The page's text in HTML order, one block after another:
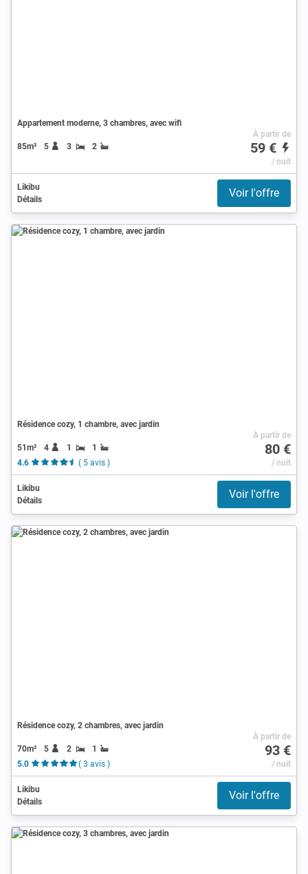
Appartement moderne, 3 chambres, avec wifi
85m² 5 3 2
À partir de
59 €
/ nuit
Likibu
Détails
Voir l'offre
Résidence cozy, 1 chambre, avec jardin
51m² 4 1
1
4.6
( 5 avis )
À partir de
80 €
/ nuit
Likibu
Détails
Voir l'offre
Résidence cozy, 2 chambres, avec jardin
70m² 5 2
1
5.0
( 3 avis )
À partir de
93 €
/ nuit
Likibu
Détails
Voir l'offre